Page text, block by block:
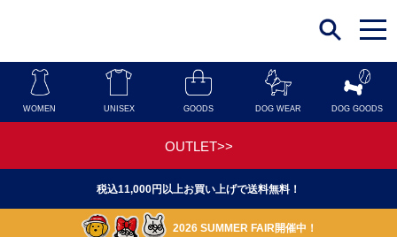
t
o
g
n
a
o
WOMEN UNISEX GOODS DOG WEAR DOG GOODS
OUTLET>>
税込11,000円以上お買い上げで送料無料！
2026 SUMMER FAIR開催中！